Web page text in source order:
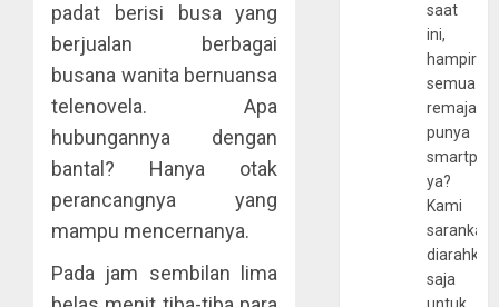
padat berisi busa yang
berjualan berbagai
busana wanita bernuansa
telenovela. Apa
hubungannya dengan
bantal? Hanya otak
perancangnya yang
mampu mencernanya.
Pada jam sembilan lima
saat
ini,
hampir
semua
remaja
punya
ya?
Kami
sarankan,
diarahkan
saja